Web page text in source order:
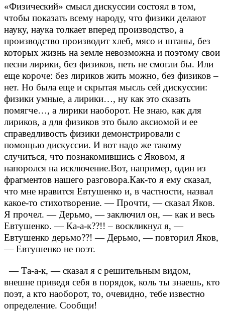
«Физический» смысл дискуссии состоял в том,
чтобы показать всему народу, что физики делают
науку, наука толкает вперед производство, а
производство производит хлеб, мясо и штаны, без
которых жизнь на земле невозможна и поэтому свои
песни лирики, без физиков, петь не смогли бы. Или
еще короче: без лириков жить можно, без физиков –
нет. Но была еще и скрытая мысль сей дискуссии:
физики умные, а лирики…, ну как это сказать
помягче…, а лирики наоборот. Не знаю, как для
лириков, а для физиков это было аксиомой и ее
справедливость физики демонстрировали с
помощью дискуссии. И вот надо же такому
случиться, что познакомившись с Яковом, я
напоролся на исключение.Вот, например, один из
фрагментов нашего разговора.Как-то я ему сказал,
что мне нравится Евтушенко и, в частности, назвал
какое-то стихотворение. — Прочти, — сказал Яков.
Я прочел. — Дерьмо, — заключил он, — как и весь
Евтушенко. — Ка-а-к??!! – воскликнул я, —
Евтушенко дерьмо??! — Дерьмо, — повторил Яков,
— Евтушенко не поэт.
— Та-а-к, — сказал я с решительным видом,
внешне приведя себя в порядок, коль ты знаешь, кто
поэт, а кто наоборот, то, очевидно, тебе известно
определение. Сообщи!